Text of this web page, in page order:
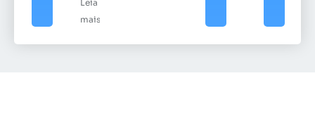
Leia
mais